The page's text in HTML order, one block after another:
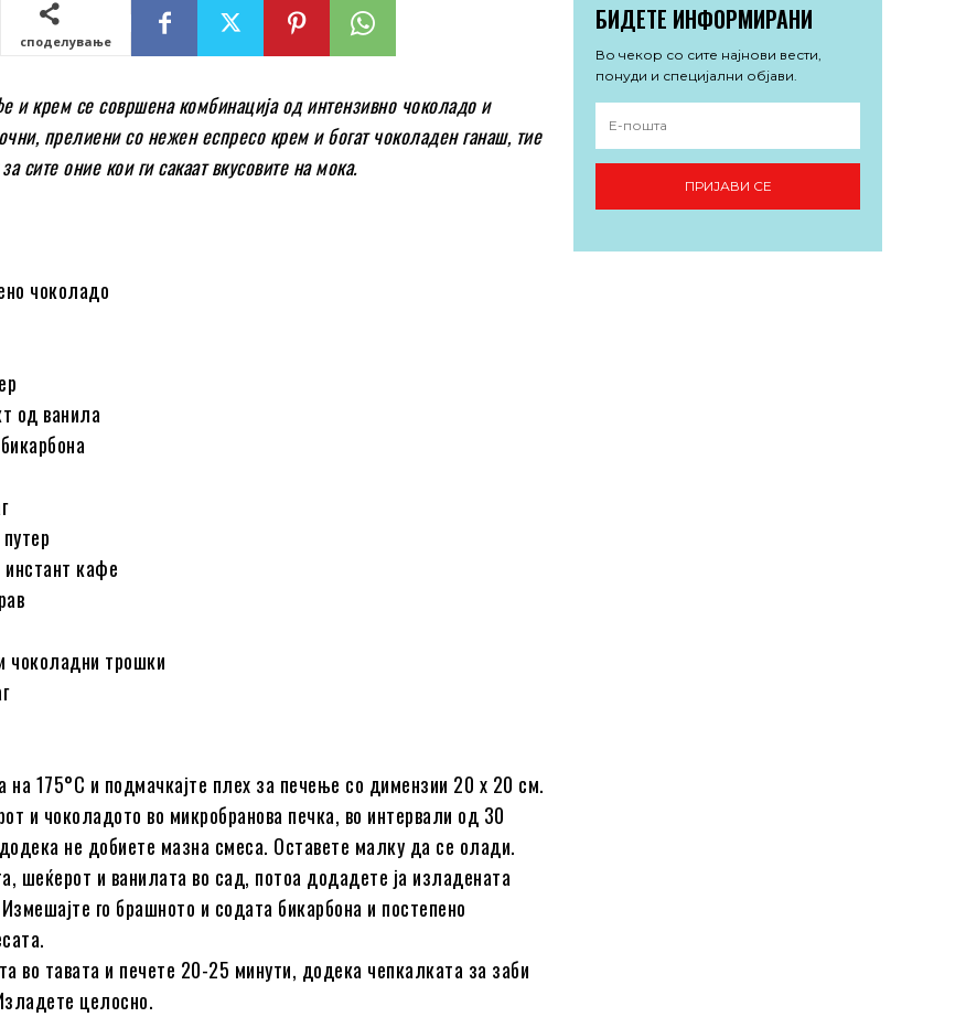
споделување
и крем се совршена комбинација од интензивно чоколадо и
прелиени со нежен еспресо крем и богат чоколаден ганаш, тие
сите оние кои ги сакаат вкусовите на мока.
чоколадо
од ванила
кафе
чоколадни трошки
на 175°C и подмачкајте плех за печење со димензии 20 x 20 см.
и чоколадото во микробранова печка, во интервали од 30
не добиете мазна смеса. Оставете малку да се олади.
шеќерот и ванилата во сад, потоа додадете ја изладената
го брашното и содата бикарбона и постепено
во тавата и печете 20-25 минути, додека чепкалката за заби
целосно.
БИДЕТЕ ИНФОРМИРАНИ
Во чекор со сите најнови вести,
понуди и специјални објави.
ПРИЈАВИ СЕ